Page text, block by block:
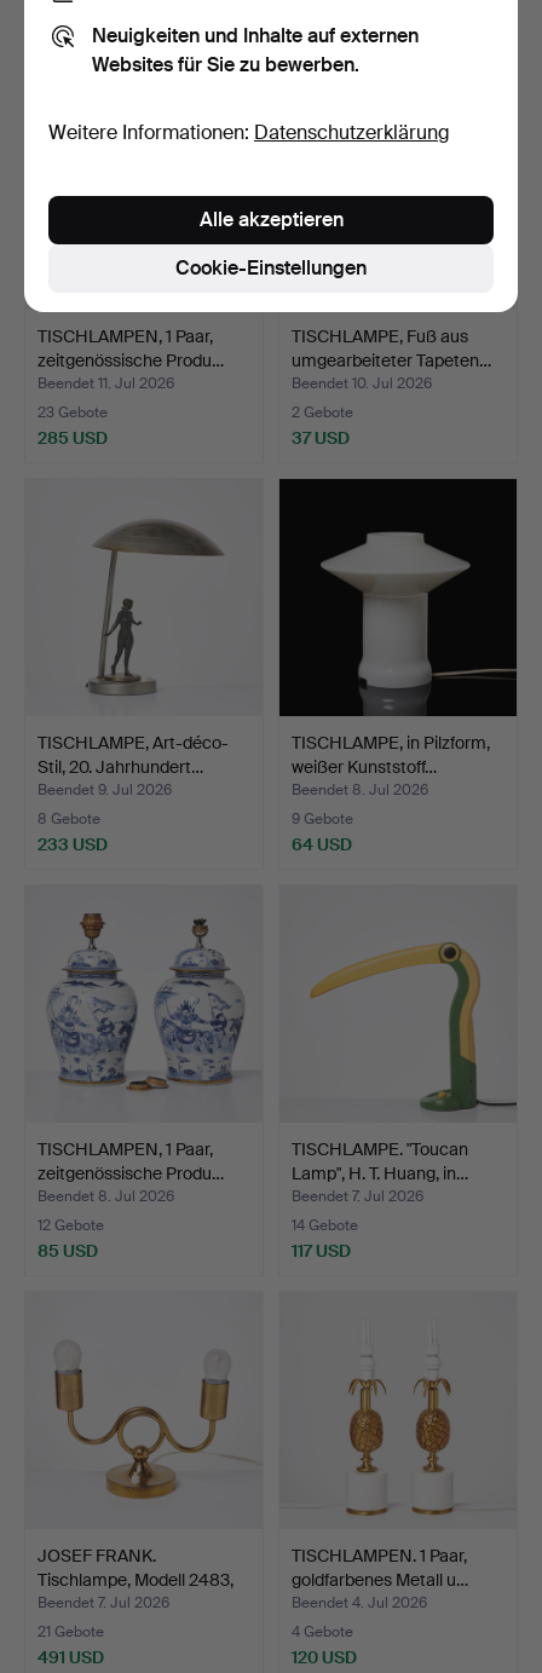
11 Gebote
117 USD 321 USD
TISCHLAMPEN, 1 Paar,
zeitgenössische Produ…
Beendet 11. Jul 2026
23 Gebote
285 USD
TISCHLAMPE, Fuß aus
umgearbeiteter Tapeten…
Beendet 10. Jul 2026
2 Gebote
37 USD
TISCHLAMPE, Art-déco-
Stil, 20. Jahrhundert…
Beendet 9. Jul 2026
8 Gebote
233 USD
TISCHLAMPE, in Pilzform,
weißer Kunststoff…
Beendet 8. Jul 2026
9 Gebote
64 USD
TISCHLAMPEN, 1 Paar,
zeitgenössische Produ…
Beendet 8. Jul 2026
12 Gebote
85 USD
TISCHLAMPE. "Toucan
Lamp", H. T. Huang, in…
Beendet 7. Jul 2026
14 Gebote
117 USD
JOSEF FRANK.
Tischlampe, Modell 2483,
für …
Beendet 7. Jul 2026
21 Gebote
491 USD
TISCHLAMPEN. 1 Paar,
goldfarbenes Metall u…
Beendet 4. Jul 2026
4 Gebote
120 USD
Neuigkeiten und Inhalte auf externen
Websites für Sie zu bewerben.
Weitere Informationen: Datenschutzerklärung
Cookie-Einstellungen
Alle akzeptieren